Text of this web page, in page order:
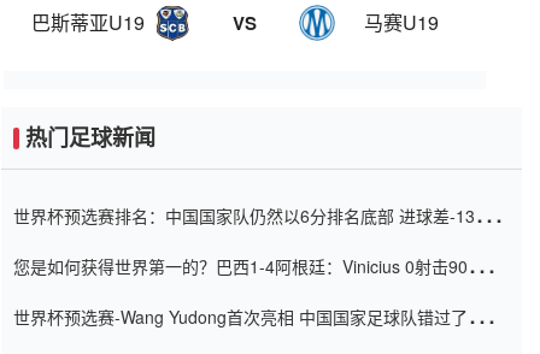
巴斯蒂亚U19 VS 马赛U19
热门足球新闻
世界杯预选赛排名：中国国家队仍然以6分排名底部 进球差-13令人
您是如何获得世界第一的？巴西1-4阿根廷：Vinicius 0射击90分钟
世界杯预选赛-Wang Yudong首次亮相 中国国家足球队错过了世界